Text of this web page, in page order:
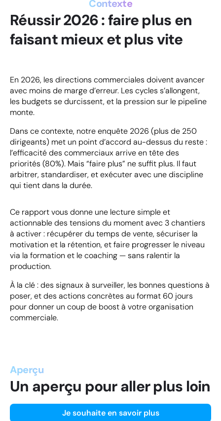
Contexte
Réussir 2026 : faire plus en
faisant mieux et plus vite
En 2026, les directions commerciales doivent avancer
avec moins de marge d’erreur. Les cycles s’allongent,
les budgets se durcissent, et la pression sur le pipeline
monte.
Dans ce contexte, notre enquête 2026 (plus de 250
dirigeants) met un point d’accord au-dessus du reste :
l’efficacité des commerciaux arrive en tête des
priorités (80%). Mais “faire plus” ne suffit plus. Il faut
arbitrer, standardiser, et exécuter avec une discipline
qui tient dans la durée.
Ce rapport vous donne une lecture simple et
actionnable des tensions du moment avec 3 chantiers
à activer : récupérer du temps de vente, sécuriser la
motivation et la rétention, et faire progresser le niveau
via la formation et le coaching — sans ralentir la
production.
À la clé : des signaux à surveiller, les bonnes questions à
poser, et des actions concrètes au format 60 jours
pour donner un coup de boost à votre organisation
commerciale.
Aperçu
Un aperçu pour aller plus loin
Je souhaite en savoir plus